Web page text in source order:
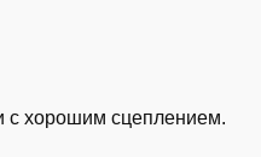
с хорошим сцеплением.